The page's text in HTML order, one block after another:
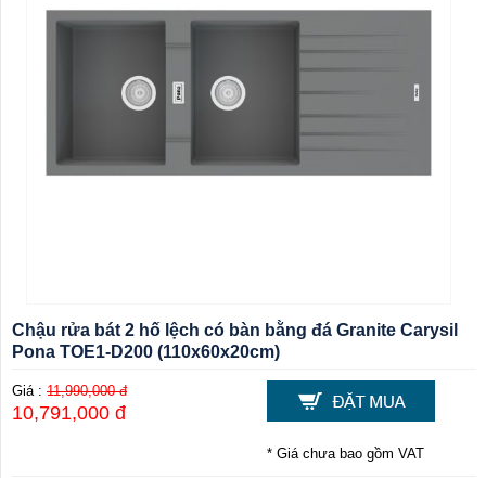
Chậu rửa bát 2 hố lệch có bàn bằng đá Granite Carysil
Pona TOE1-D200 (110x60x20cm)
Giá : 11,990,000 đ
10,791,000 đ
* Giá chưa bao gồm VAT